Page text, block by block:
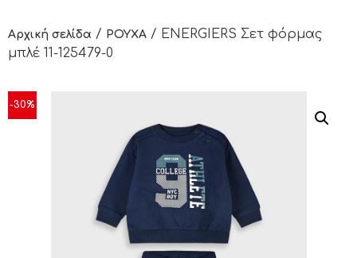
Αρχική σελίδα / ΡΟΥΧΑ / ENERGIERS Σετ φόρμας
μπλέ 11-125479-0
-30%